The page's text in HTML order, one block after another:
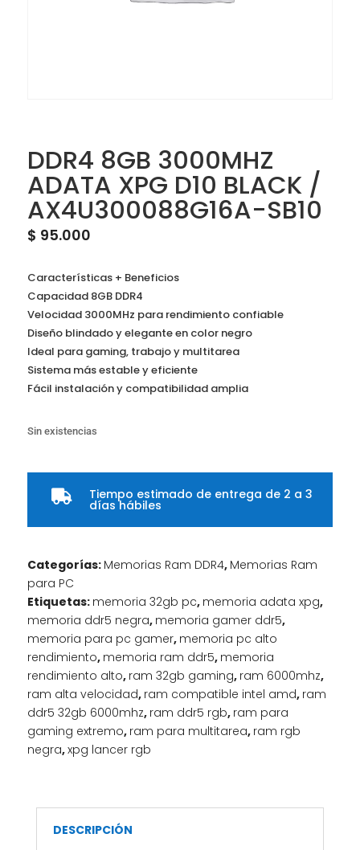
DDR4 8GB 3000MHZ
ADATA XPG D10 BLACK /
AX4U300088G16A-SB10
$ 95.000
Características + Beneficios
Capacidad 8GB DDR4
Velocidad 3000MHz para rendimiento confiable
Diseño blindado y elegante en color negro
Ideal para gaming, trabajo y multitarea
Sistema más estable y eficiente
Fácil instalación y compatibilidad amplia
Sin existencias
 Tiempo estimado de entrega de 2 a 3
días hábiles
Categorías: Memorias Ram DDR4, Memorias Ram
para PC
Etiquetas: memoria 32gb pc, memoria adata xpg,
memoria ddr5 negra, memoria gamer ddr5,
memoria para pc gamer, memoria pc alto
rendimiento, memoria ram ddr5, memoria
rendimiento alto, ram 32gb gaming, ram 6000mhz,
ram alta velocidad, ram compatible intel amd, ram
ddr5 32gb 6000mhz, ram ddr5 rgb, ram para
gaming extremo, ram para multitarea, ram rgb
negra,xpg lancer rgb
DESCRIPCIÓN